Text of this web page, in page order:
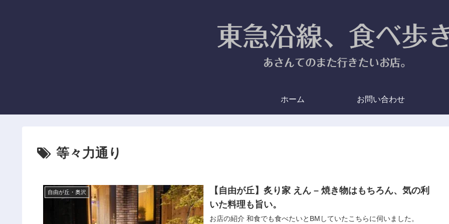
ホーム お問い合わせ
等々力通り
自由が丘・奥沢
【自由が丘】炙り家 えん – 焼き物はもちろん、気の利
いた料理も旨い。
お店の紹介 和食でも食べたいとBMしていたこちらに伺いました。